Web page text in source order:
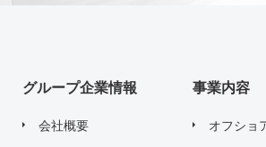
グループ企業情報
会社概要
事業内容
オフショ